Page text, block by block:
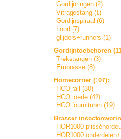
Gordijnringen (2)
Vitragestang (1)
Gordijnspiraal (6)
Lood (7)
glijders+runners (1)
Gordijntoebehoren
Trekstangen (3)
Embrasse (8)
Homecorner (107):
HCO rail (30)
HCO roede (42)
HCO fournituren (19)
Brasser
HOR1000
HOR1000